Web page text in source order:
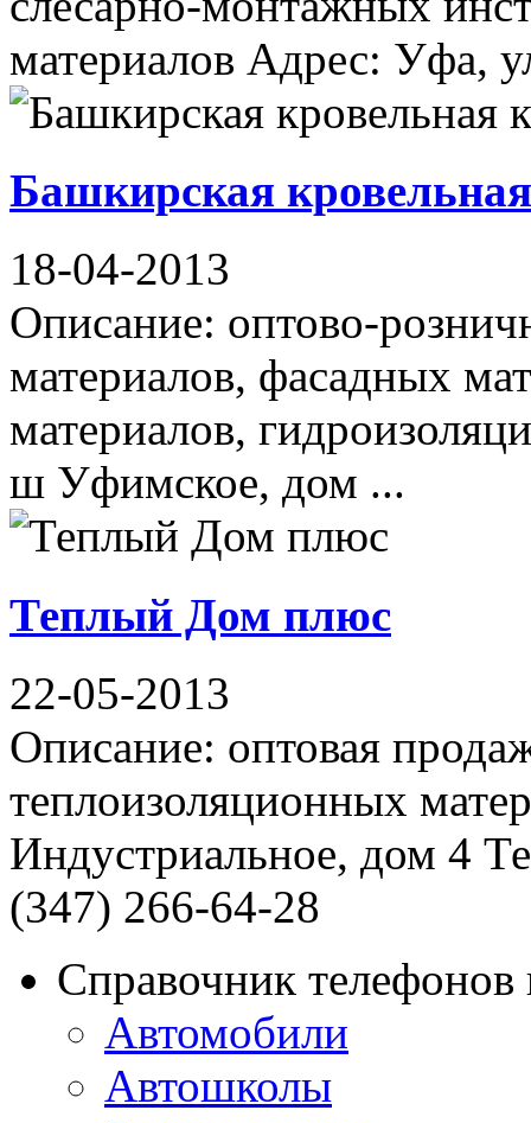
материалов Адрес: Уфа,
Башкирская
18-04-2013
Описание: оптово-
материалов, фасадных
материалов,
ш Уфимское, дом ...
Теплый Дом плюс
22-05-2013
Описание: оптовая
теплоизоляционных
Индустриальное, дом 4
(347) 266-64-28
Справочник
Автомобили
Автошколы